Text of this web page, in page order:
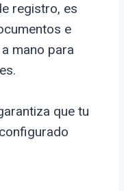
registro, es
e
mano para
que tu